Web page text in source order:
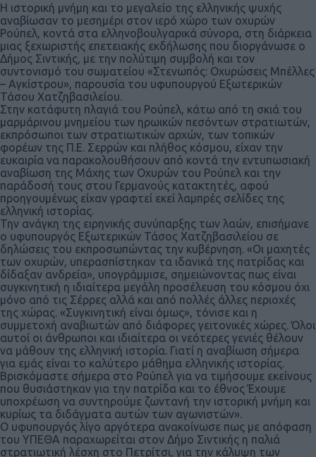
Η ιστορική μνήμη και το μεγαλείο της ελληνικής ψυχής
αναβίωσαν το μεσημέρι στον ιερό χώρο των οχυρών
Ρούπελ, κοντά στα ελληνοβουλγαρικά σύνορα, στη διάρκεια
μιας ξεχωριστής επετειακής εκδήλωσης που διοργάνωσε ο
Δήμος Σιντικής, με την πολύτιμη συμβολή και τον
συντονισμό του σωματείου «Στενωπός: Οχυρώσεις Μπέλλες
– Αγκίστρου», παρουσία του υφυπουργού Εξωτερικών
Τάσου Χατζηβασιλείου.
Στην κατάφυτη πλαγιά του Ρούπελ, κάτω από τη σκιά του
μαρμάρινου μνημείου των ηρωικών πεσόντων στρατιωτών,
εκπρόσωποι των στρατιωτικών αρχών, των τοπικών
φορέων της Π.Ε. Σερρών και πλήθος κόσμου, είχαν την
ευκαιρία να παρακολουθήσουν από κοντά την εντυπωσιακή
αναβίωση της Μάχης των Οχυρών του Ρούπελ και την
παράδοσή τους στου Γερμανούς κατακτητές, αφού
προηγουμένως είχαν γραφτεί εκεί λαμπρές σελίδες της
ελληνική ιστορίας.
Την ανάγκη της ειρηνικής συνύπαρξης των λαών, επισήμανε
ο υφυπουργός Εξωτερικών Τάσος Χατζηβασιλείου σε
δηλώσεις του εκπροσωπώντας την κυβέρνηση. «Οι μαχητές
των οχυρών, υπερασπίστηκαν τα ιδανικά της πατρίδας και
δίδαξαν ανδρεία», υπογράμμισε, σημειώνοντας πως είναι
συγκινητική η ιδιαίτερα μεγάλη προσέλευση του κόσμου όχι
μόνο από τις Σέρρες αλλά και από πολλές άλλες περιοχές
της χώρας. «Συγκινητική είναι όμως», τόνισε και η
συμμετοχή αναβιωτών από διάφορες γειτονικές χώρες. Όλοι
αυτοί οι άνθρωποι και ιδιαίτερα οι νεότερες γενιές θέλουν
να μάθουν της ελληνική ιστορία. Γιατί η αναβίωση σήμερα
για εμάς είναι το καλύτερο μάθημα ελληνικής ιστορίας.
Βρισκόμαστε σήμερα στο Ρούπελ για να τιμήσουμε εκείνους
που θυσιάστηκαν για την πατρίδα και το έθνος Έχουμε
υποχρέωση να συντηρούμε ζωντανή την ιστορική μνήμη και
κυρίως τα διδάγματα αυτών των αγωνιστών».
Ο υφυπουργός λίγο αργότερα ανακοίνωσε πως με απόφαση
του ΥΠΕΘΑ παραχωρείται στον Δήμο Σιντικής η παλιά
στρατιωτική λέσχη στο Πετρίτσι, για την κάλυψη των